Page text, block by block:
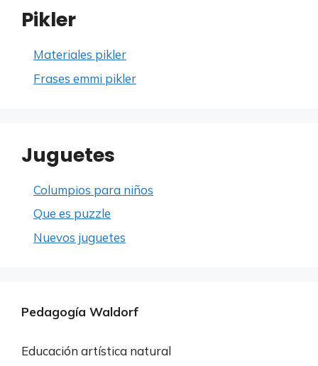
Pikler
Materiales pikler
Frases emmi pikler
Juguetes
Columpios para niños
Que es puzzle
Nuevos juguetes
Pedagogía Waldorf
Educación artística natural